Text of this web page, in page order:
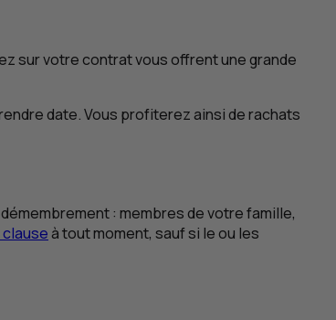
sur votre contrat vous offrent une grande
date. Vous profiterez ainsi de rachats
: membres de votre famille,
à tout moment, sauf si le ou les